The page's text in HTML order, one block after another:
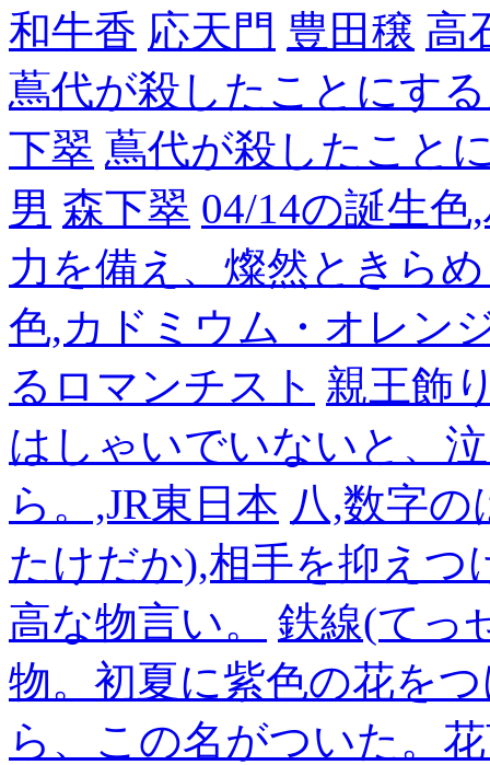
和牛香 応天門 豊田穣 高
蔦代が殺したことにす
下翠 蔦代が殺したこと
男 森下翠 04/14の誕生
力を備え、燦然ときら
色,カドミウム・オレン
るロマンチスト 親王飾
はしゃいでいないと、
ら。,JR東日本 八,数字
たけだか),相手を抑えつ
高な物言い。
鉄線(てっ
物。初夏に紫色の花を
ら、この名がついた。